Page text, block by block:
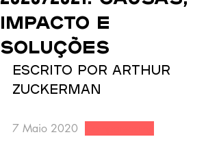
IMPACTO E
SOLUÇÕES
Escrito por Arthur
Zuckerman
7 Maio 2020